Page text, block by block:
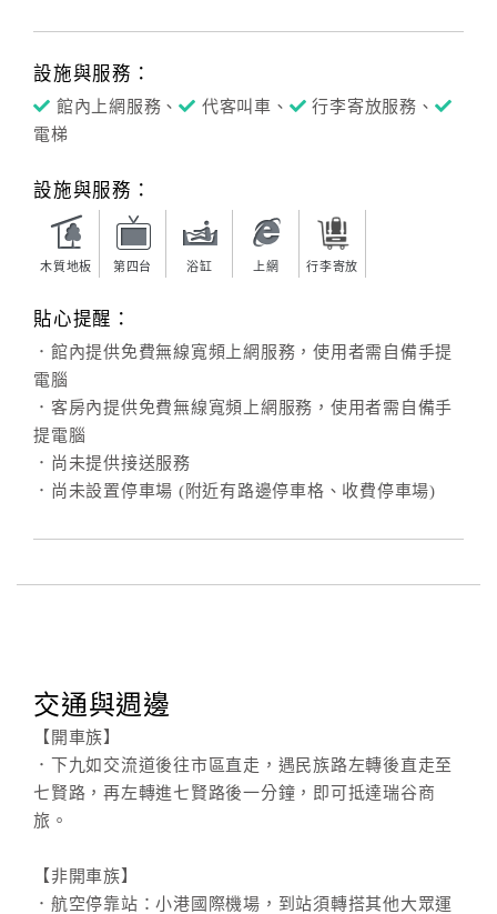
設施與服務：
館內上網服務、 代客叫車、
行李寄放服務、
電梯
設施與服務：
木質地板 第四台 浴缸 上網 行李寄放
貼心提醒：
．館內提供免費無線寬頻上網服務，使用者需自備手提
電腦
．客房內提供免費無線寬頻上網服務，使用者需自備手
提電腦
．尚未提供接送服務
．尚未設置停車場 (附近有路邊停車格、收費停車場)
交通與週邊
【開車族】
．下九如交流道後往市區直走，遇民族路左轉後直走至
七賢路，再左轉進七賢路後一分鐘，即可抵達瑞谷商
旅。
【非開車族】
．航空停靠站：小港國際機場，到站須轉搭其他大眾運